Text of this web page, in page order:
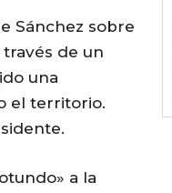
Sánchez sobre
de un
una
el territorio.
a la